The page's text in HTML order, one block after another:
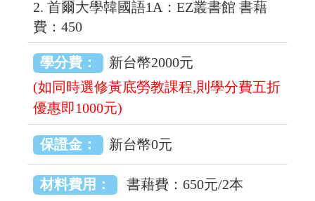
2. 首爾大學韓國語1A：EZ叢書館 書藉
費：450
學分費：
新台幣2000元
(如同時選修黃底勞教課程,則學分費五折
優惠即1000元)
保證金： 新台幣0元
材料費用： 書藉費：650元/2本